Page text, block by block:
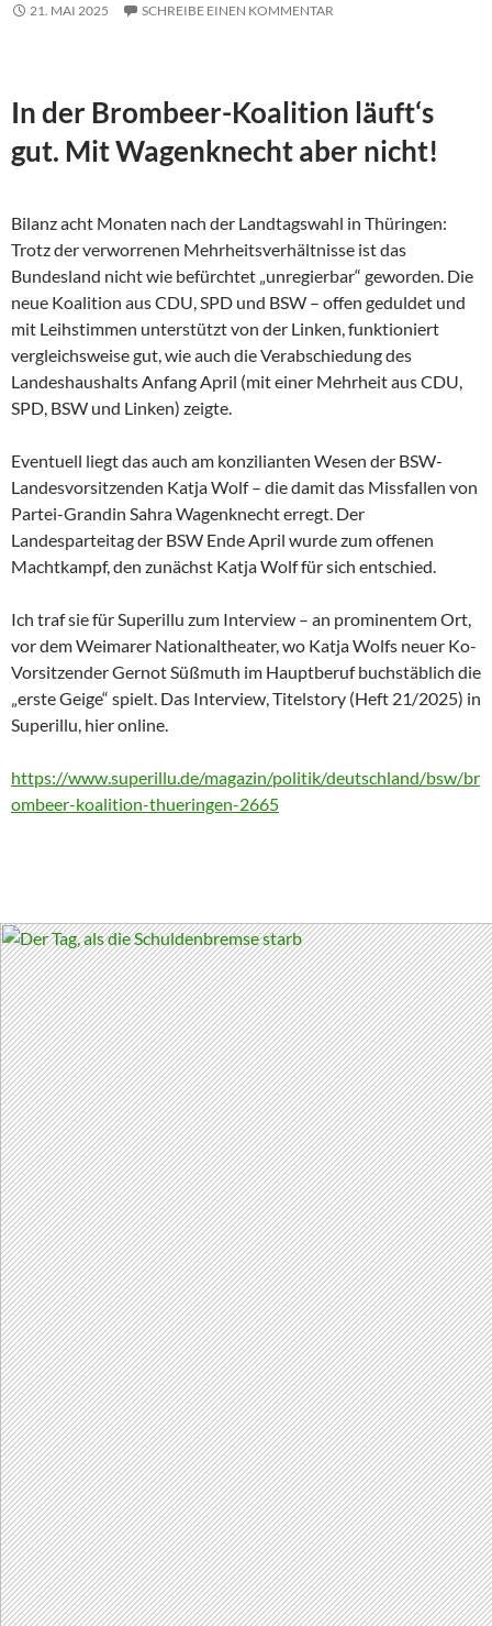
21. MAI 2025 SCHREIBE EINEN KOMMENTAR
In der Brombeer-Koalition läuft‘s
gut. Mit Wagenknecht aber nicht!
Bilanz acht Monaten nach der Landtagswahl in Thüringen:
Trotz der verworrenen Mehrheitsverhältnisse ist das
Bundesland nicht wie befürchtet „unregierbar“ geworden. Die
neue Koalition aus CDU, SPD und BSW – offen geduldet und
mit Leihstimmen unterstützt von der Linken, funktioniert
vergleichsweise gut, wie auch die Verabschiedung des
Landeshaushalts Anfang April (mit einer Mehrheit aus CDU,
SPD, BSW und Linken) zeigte.
Eventuell liegt das auch am konzilianten Wesen der BSW-
Landesvorsitzenden Katja Wolf – die damit das Missfallen von
Partei-Grandin Sahra Wagenknecht erregt. Der
Landesparteitag der BSW Ende April wurde zum offenen
Machtkampf, den zunächst Katja Wolf für sich entschied.
Ich traf sie für Superillu zum Interview – an prominentem Ort,
vor dem Weimarer Nationaltheater, wo Katja Wolfs neuer Ko-
Vorsitzender Gernot Süßmuth im Hauptberuf buchstäblich die
„erste Geige“ spielt. Das Interview, Titelstory (Heft 21/2025) in
Superillu, hier online.
https://www.superillu.de/magazin/politik/deutschland/bsw/br
ombeer-koalition-thueringen-2665